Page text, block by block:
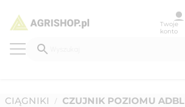
Twoje
konto
CIĄGNIKI / CZUJNIK POZIOMU